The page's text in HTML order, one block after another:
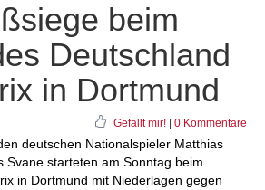
beim
Deutschland
in Dortmund
Gefällt mir! 0 Kommentare
deutschen Nationalspieler Matthias
Svane starteten am Sonntag beim
in Dortmund mit Niederlagen gegen